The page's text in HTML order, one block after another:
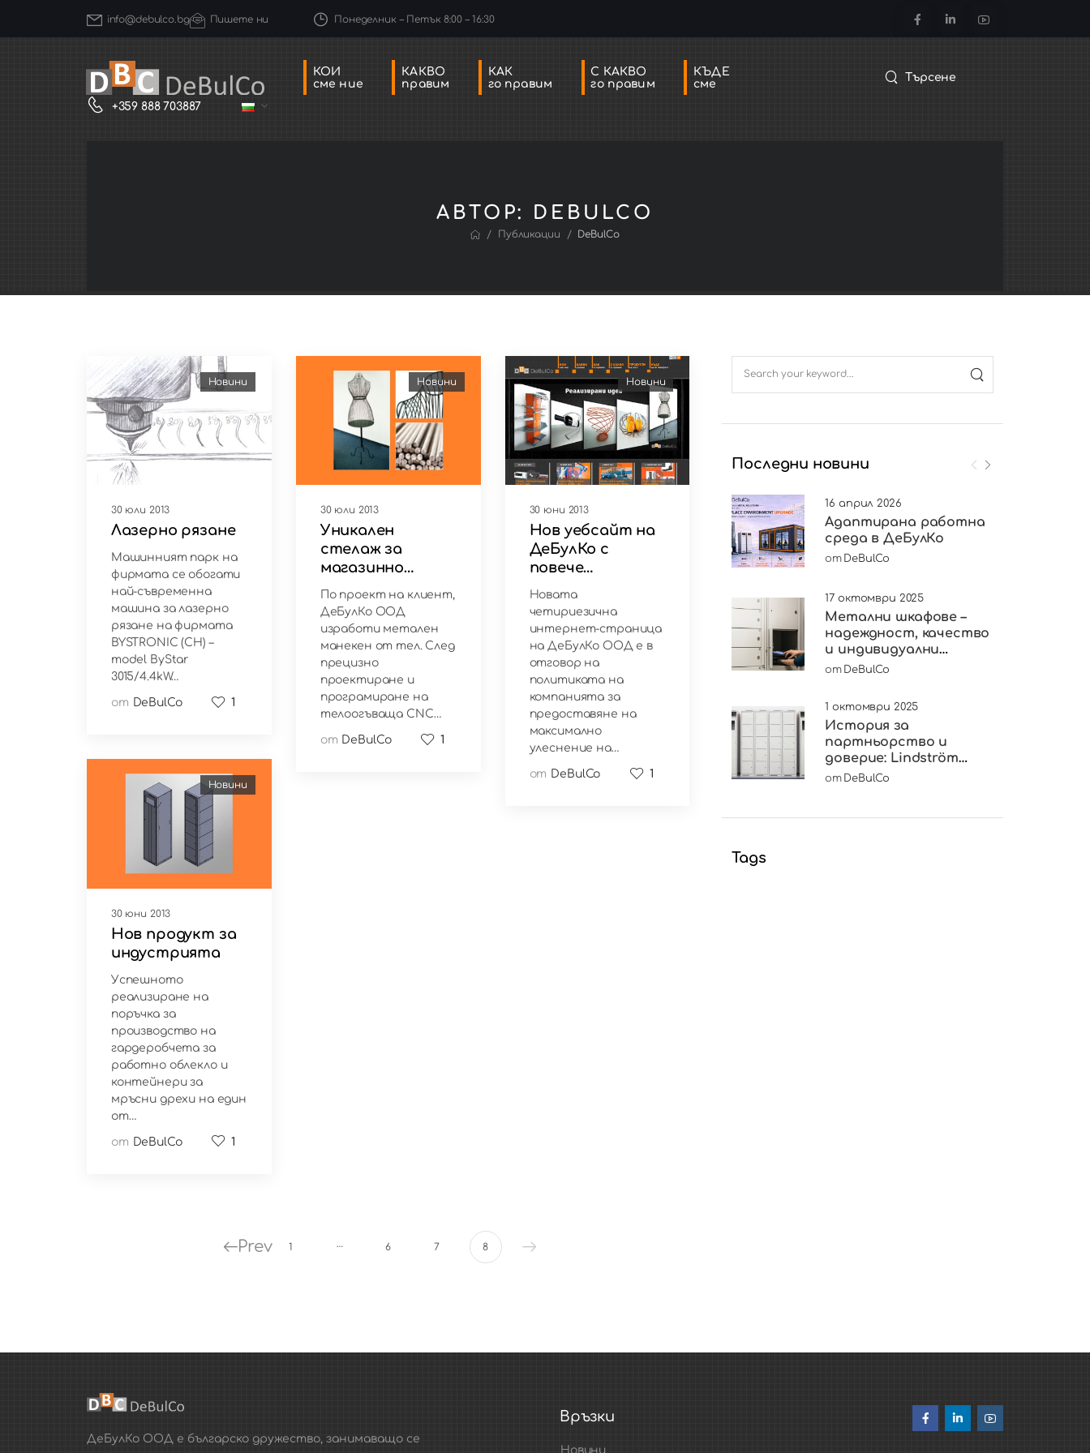
info@debulco.bg Пишете ни Понеделник – Петък 8:00 – 16:30
КОИ
сме ние
КАКВО
правим
КАК
го правим
С КАКВО
го правим
КЪДЕ
сме
Търсене
+359 888 703887
АВТОР: DEBULCO
/ Публикации / DeBulCo
Последни новини
16 април 2026
Адаптирана работна
среда в ДеБулКо
от DeBulCo
17 октомври 2025
Метални шкафове –
надеждност, качество
и индивидуални
решения
от DeBulCo
1 октомври 2025
История за
партньорство и
доверие: Lindström
избира DeBulCo
от DeBulCo
Tags
30 юли 2013
Новини
Лазерно рязане
Машинният парк на
фирмата се обогати
най-съвременна
машинa за лазерно
рязане на фирмата
BYSTRONIC (CH) –
model ByStar
3015/4.4kW…
от DeBulCo 1
30 юли 2013
Новини
Уникален
стелаж за
магазинно
оборудване
По проект на клиент,
ДеБулКо ООД
изработи метален
манекен от тел. След
прецизно
проектиране и
програмиране на
телоогъваща CNC…
от DeBulCo 1
30 юни 2013
Новини
Нов уебсайт на
ДеБулКо с
повече
функционалност
и
Новата
четириезична
интернет-страница
на ДеБулКо ООД е в
отговор на
политиката на
компанията за
предоставяне на
максимално
улеснение на…
от DeBulCo 1
30 юни 2013
Новини
Нов продукт за
индустрията
Успешното
реализиране на
поръчка за
производство на
гардеробчета за
работно облекло и
контейнери за
мръсни дрехи на един
от…
от DeBulCo 1
Prev 1 … 6 7 8
ДеБулКо ООД е българско дружество, занимаващо се
Връзки
Новини